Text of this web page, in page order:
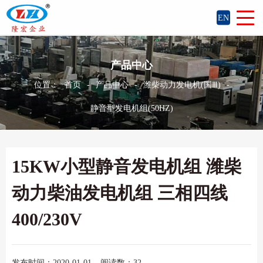
EN
产品中心
位置： 首页 - 产品中心 - 潍柴动力发电机(国Ⅲ) -
静音型发电机组(50HZ)
15KW小型静音发电机组 潍柴
动力柴油发电机组 三相四线
400/230V